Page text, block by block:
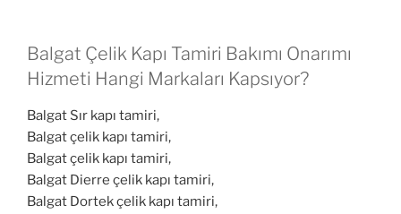
Balgat Çelik Kapı Tamiri Bakımı Onarımı
Hizmeti Hangi Markaları Kapsıyor?
Balgat Sır kapı tamiri,
Balgat çelik kapı tamiri,
Balgat çelik kapı tamiri,
Balgat Dierre çelik kapı tamiri,
Balgat Dortek çelik kapı tamiri,